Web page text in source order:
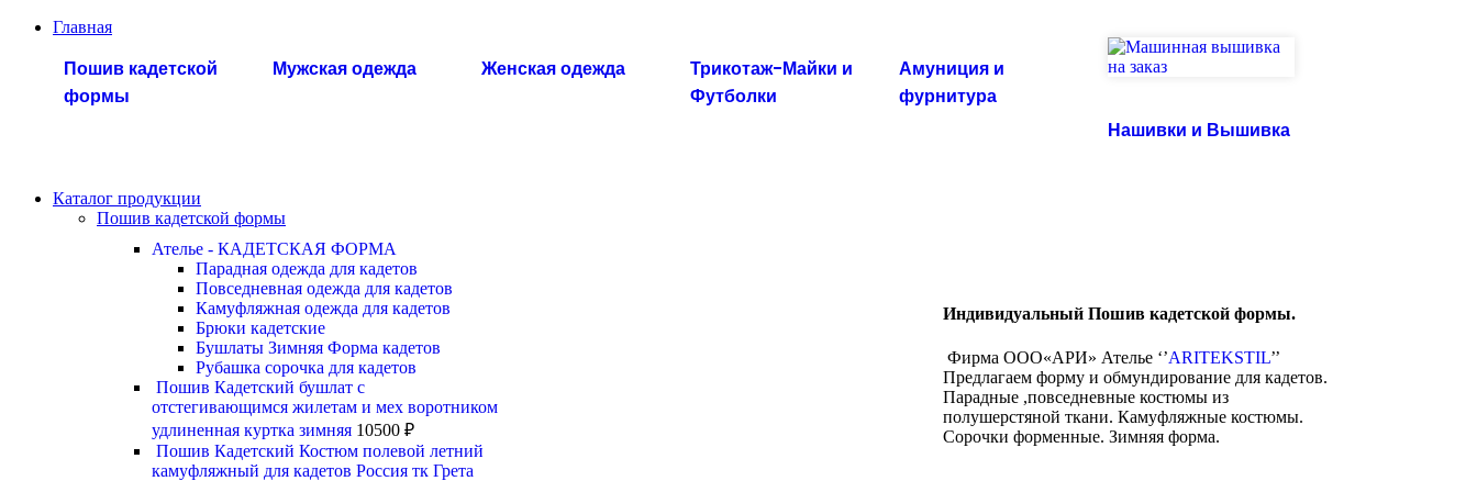
Главная
Пошив кадетской
формы
Мужская одежда Женская одежда
Трикотаж-Майки и
Футболки
Амуниция и
фурнитура
Нашивки и Вышивка
Каталог продукции
Пошив кадетской формы
Ателье - КАДЕТСКАЯ ФОРМА
Парадная одежда для кадетов
Повседневная одежда для кадетов
Камуфляжная одежда для кадетов
Брюки кадетские
Бушлаты Зимняя Форма кадетов
Рубашка сорочка для кадетов
Пошив Кадетский бушлат с
отстегивающимся жилетам и мех воротником
удлиненная куртка зимняя 10500 ₽
Пошив Кадетский Костюм полевой летний
камуфляжный для кадетов Россия тк Грета
Индивидуальный Пошив кадетской формы.
Фирма ООО«АРИ» Ателье ‘’ARITEKSTIL’’
Предлагаем форму и обмундирование для кадетов.
Парадные ,повседневные костюмы из
полушерстяной ткани. Камуфляжные костюмы.
Сорочки форменные. Зимняя форма.